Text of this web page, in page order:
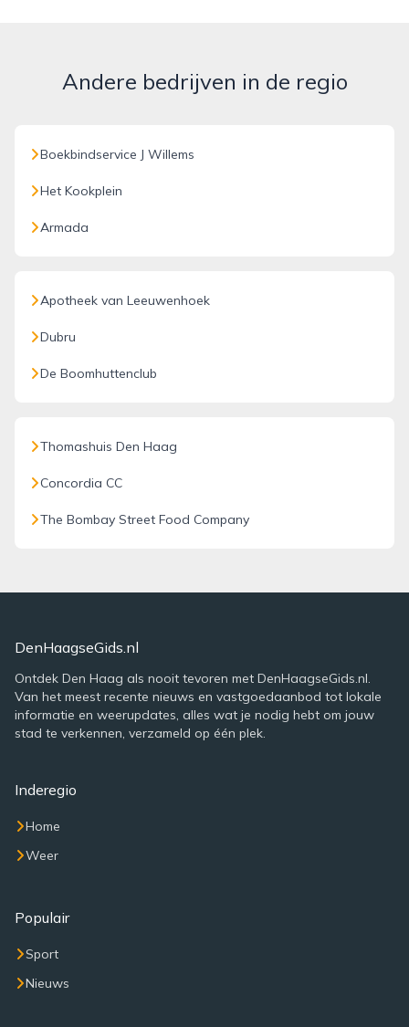
Andere bedrijven in de regio
Boekbindservice J Willems
Het Kookplein
Armada
Apotheek van Leeuwenhoek
Dubru
De Boomhuttenclub
Thomashuis Den Haag
Concordia CC
The Bombay Street Food Company
DenHaagseGids.nl
Ontdek Den Haag als nooit tevoren met DenHaagseGids.nl.
Van het meest recente nieuws en vastgoedaanbod tot lokale
informatie en weerupdates, alles wat je nodig hebt om jouw
stad te verkennen, verzameld op één plek.
Inderegio
Home
Weer
Populair
Sport
Nieuws